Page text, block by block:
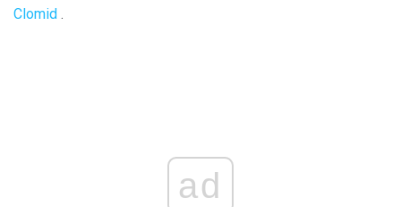
Clomid .
ad